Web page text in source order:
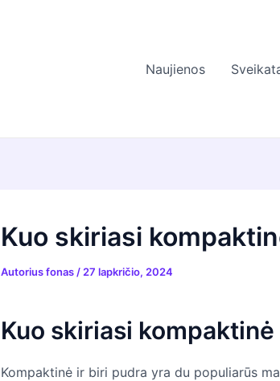
Naujienos
Kuo skiriasi
Autoriusfonas / 27 lapkričio, 2024
Kuo skiriasi
Kompaktinė ir biri pudra yra du populiarūs